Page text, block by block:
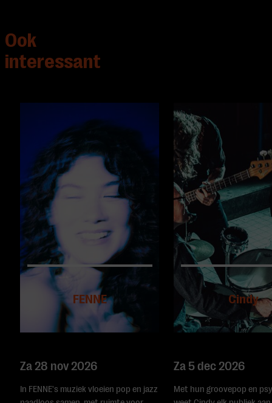
Ook
interessant
FENNE
Za 28 nov 2026
In FENNE's muziek vloeien pop en jazz
Cindy
Za 5 dec 2026
Met hun groovepop en